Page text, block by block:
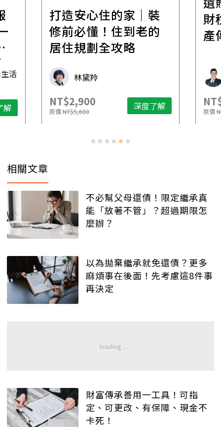
活
解
打造安心住的家｜裝
修前必懂！住到老的
居住規劃全攻略
林黛羚
NT$2,900
原價NT$5,600 深度了解
財
產
原價
相關文章
不必幫父母還債！限定繼承真
能「放著不管」？超過期限怎
麼辦？
以為拋棄繼承就免還債？更多
麻煩事在後面！先考慮這8件事
再決定
財富傳承善用一工具！可指
定、可更改、有保障、現金不
卡死！